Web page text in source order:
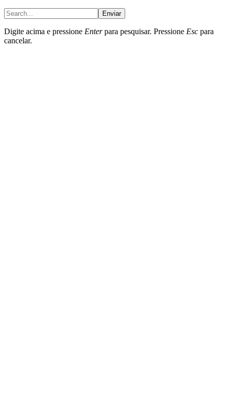
Enviar
Digite acima e pressione Enterpara pesquisar. Pressione Esc para
cancelar.